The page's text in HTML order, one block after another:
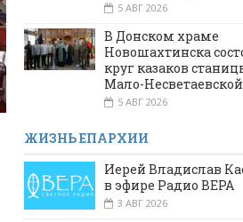
5 АВГ 2026
В Донском храме
Новошахтинска
круг казаков
Мало-Несветаевской
5 АВГ 2026
ЖИЗНЬ ЕПАРХИИ
Иерей Владислав
в эфире Радио ВЕРА
3 АВГ 2026